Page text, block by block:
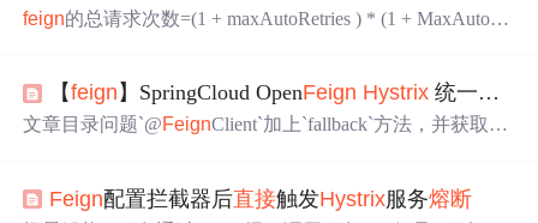
feign的总请求次数=(1 + maxAutoRetries ) * (1 + MaxAutoRe
【feign 】SpringCloud OpenFeign Hystrix 统一异常处理及
文章目录问题`@FeignClient`加上`fallback`方法，并获取异
断
机制时，遇到了以下问题： 异常信息形如：TestService#
Feign配置拦截器后直接触发Hystrix服务熔断